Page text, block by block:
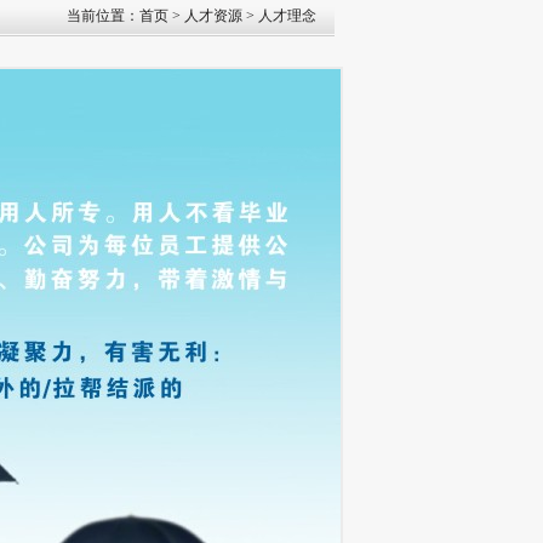
当前位置： 首页 > 人才资源 > 人才理念